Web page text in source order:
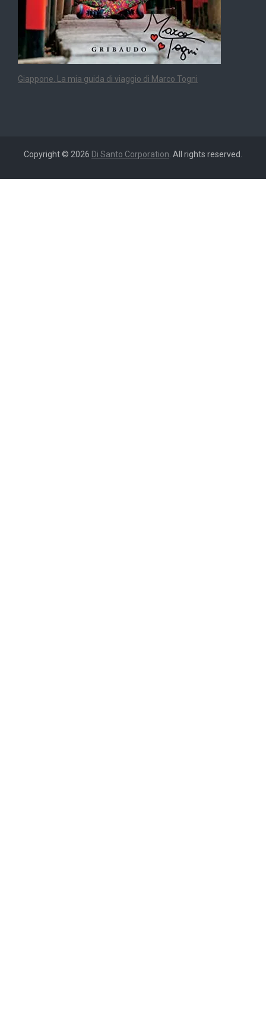
Giappone. La mia guida di viaggio di Marco Togni
Copyright © 2026 Di Santo Corporation . All rights reserved.